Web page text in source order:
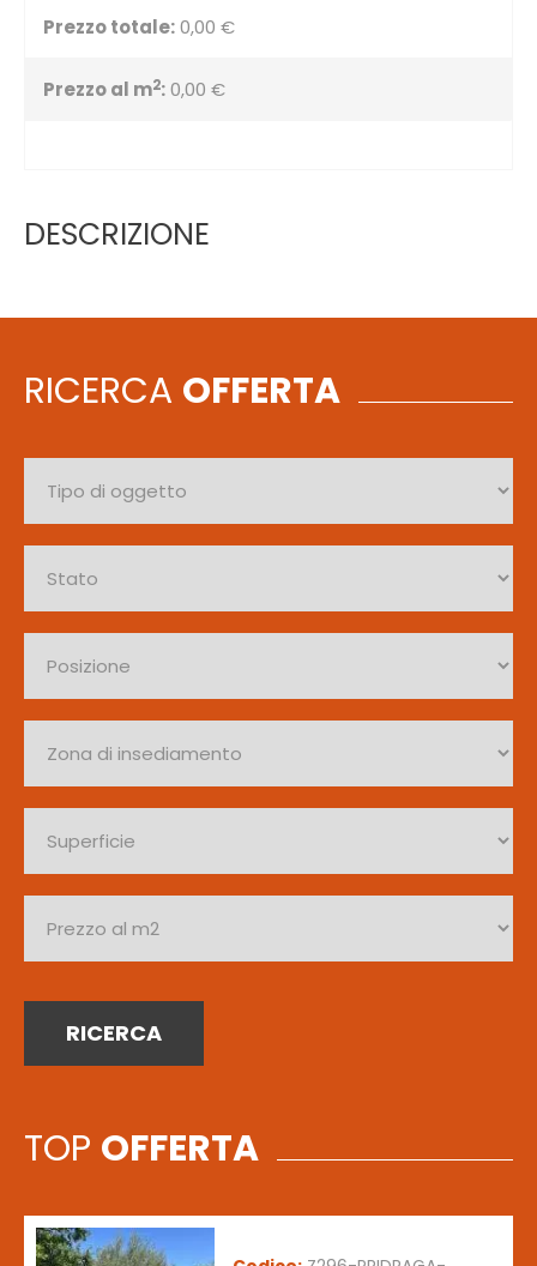
RICERCA OFFERTA
RICERCA
TOP OFFERTA
Prezzo totale:0,00 €
Prezzo al m2:0,00 €
DESCRIZIONE